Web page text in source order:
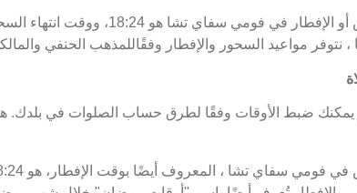
مواعيد السحور والإفطار وفقًاللمذهب الحنفي
يمكنك ضبط الأوقات وفقًا لطرق حساب الصلوات في بلدك.